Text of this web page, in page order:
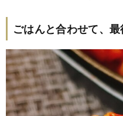
ごはんと合わせて、